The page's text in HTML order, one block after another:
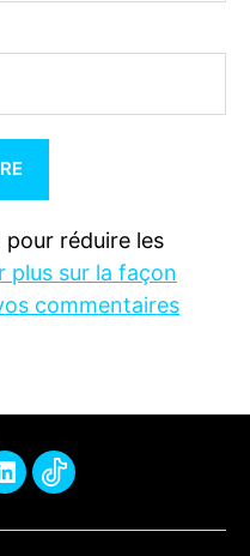
pour réduire les
plus sur la façon
commentaires
LinkedinTikTok